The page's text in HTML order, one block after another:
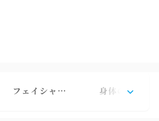
舗会員以外の方限定】オンラインス
フェイシャルビューティーシリー
身体のストレ